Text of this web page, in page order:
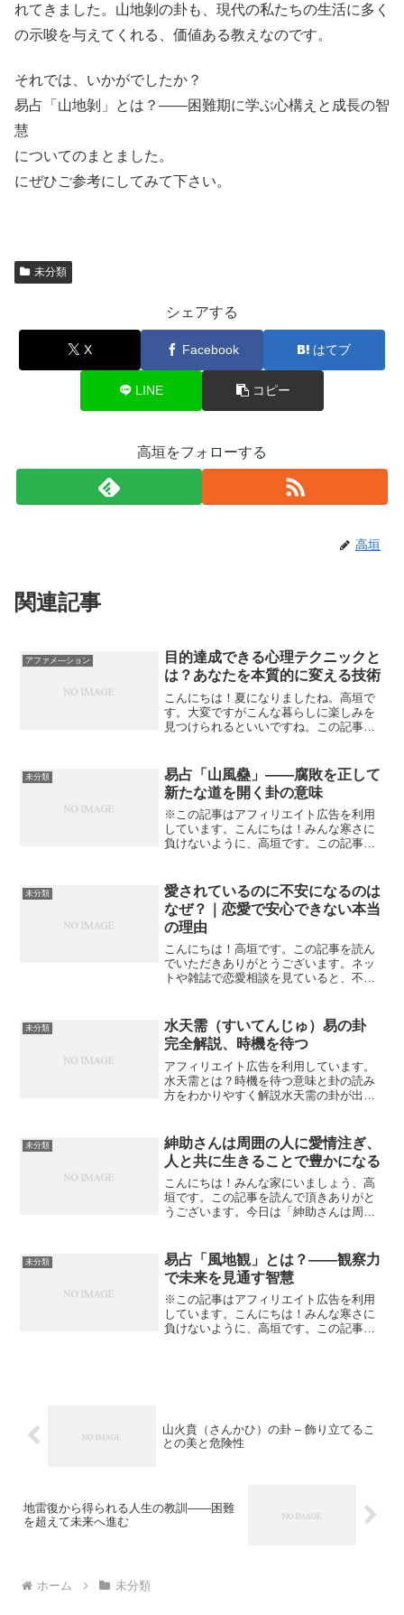
れてきました。山地剝の卦も、現代の私たちの生活に多く
の示唆を与えてくれる、価値ある教えなのです。
それでは、いかがでしたか？
易占「山地剝」とは？――困難期に学ぶ心構えと成長の智
慧
についてのまとました。
にぜひご参考にしてみて下さい。
未分類
シェアする
X Facebook はてブ
LINE コピー
高垣をフォローする
高垣
関連記事
アファメ―ション
目的達成できる心理テクニックと
は？あなたを本質的に変える技術
こんにちは！夏になりましたね。高垣で
す。大変ですがこんな暮らしに楽しみを
見つけられるといいですね。この記事を
は？あなたを本質的に変える技術」につ
いて私なりの感想を書いてみ...
未分類
易占「山風蠱」――腐敗を正して
新たな道を開く卦の意味
※この記事はアフィリエイト広告を利用
しています。こんにちは！みんな寒さに
負けないように、高垣です。この記事を
たな道を開く卦の意味」について私なり
の見解を書いてみたいと思...
未分類
愛されているのに不安になるのは
なぜ？｜恋愛で安心できない本当
の理由
こんにちは！高垣です。この記事を読ん
でいただきありがとうございます。ネッ
トや雑誌で恋愛相談を見ていると、不思
す」という悩みです。相手からLINEは毎
日来る。会いたいと言っ...
未分類
水天需（すいてんじゅ）易の卦
完全解説、時機を待つ
アフィリエイト広告を利用しています。
水天需とは？時機を待つ意味と卦の読み
方をわかりやすく解説水天需の卦が出た
めない。準備はしているのに、まだ動く
時ではない。そんな状態に...
未分類
紳助さんは周囲の人に愛情注ぎ、
人と共に生きることで豊かになる
こんにちは！みんな家にいましょう、高
垣です。この記事を読んで頂きありがと
うございます。今日は「紳助さんは周囲
いてみたいと思います。紳助さんは周囲
の人に愛情注ぎ紳助さんが...
未分類
易占「風地観」とは？――観察力
で未来を見通す智慧
※この記事はアフィリエイト広告を利用
しています。こんにちは！みんな寒さに
負けないように、高垣です。この記事を
山火賁（さんかひ）の卦 – 飾り立てるこ
との美と危険性
地雷復から得られる人生の教訓――困難
を超えて未来へ進む
ホーム 未分類